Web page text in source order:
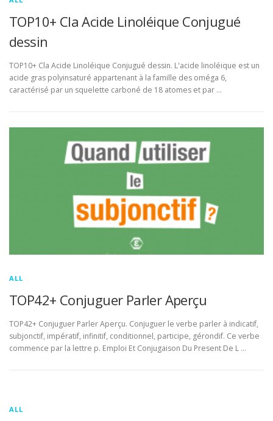
TOP10+ Cla Acide Linoléique Conjugué
dessin
TOP10+ Cla Acide Linoléique Conjugué dessin. L'acide linoléique est un
acide gras polyinsaturé appartenant à la famille des oméga 6,
caractérisé par un squelette carboné de 18 atomes et par …
ALL
TOP42+ Conjuguer Parler Aperçu
TOP42+ Conjuguer Parler Aperçu. Conjuguer le verbe parler à indicatif,
subjonctif, impératif, infinitif, conditionnel, participe, gérondif. Ce verbe
commence par la lettre p. Emploi Et Conjugaison Du Present De L …
ALL